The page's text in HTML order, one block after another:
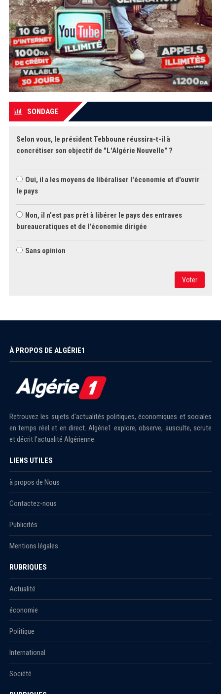
SONDAGE
Selon vous, le président Tebboune réussira-t-il à
concrétiser son objectif de "L'Algérie Nouvelle" ?
Oui, il a les moyens de libéraliser l'économie et d'ouvrir
le pays
Non, il n'est pas prêt à libérer le pays des entraves
bureaucratiques et de l'économie dirigée
Sans opinion
Voter
À PROPOS DE ALGÉRIE1
Retrouvez les sujets d'actualités politiques, économiques et sociales
en temps réel et en direct. Algérie1 explore, observe, ausculte, scrute
et décrit l'actualité Algérienne.
LIENS UTILES
à propos de Nous
Contactez-nous
Publicités
Mentions légales
RUBRIQUES
Actualité
économie
Politique
International
Société